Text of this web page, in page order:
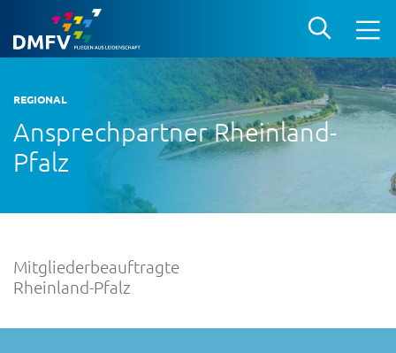
REGIONAL
Ansprechpartner Rheinland-
Pfalz
Mitgliederbeauftragte
Rheinland-Pfalz